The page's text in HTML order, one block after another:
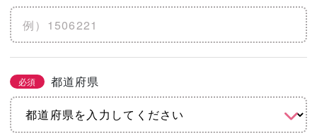
必須 都道府県